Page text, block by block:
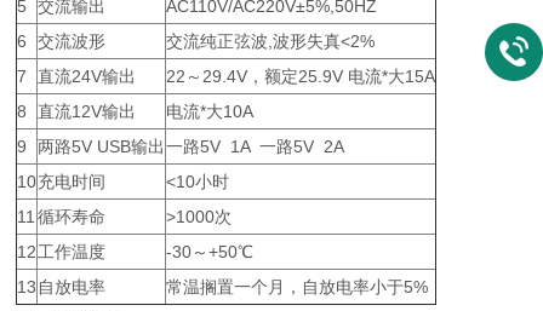
5 交流输出
AC110V/AC220V±5%,50HZ
6
交流波形
交流纯正弦波,波形失真<2%
7
直流24V输出
22～29.4V，额定25.9V 电流*大15A
8
直流12V输出
电流*大10A
9
两路5V USB输出 一路5V 1A 一路5V 2A
10充电时间
<10小时
11 循环寿命
>1000次
12工作温度
-30～+50℃
13 自放电率
常温搁置一个月，自放电率小于5%